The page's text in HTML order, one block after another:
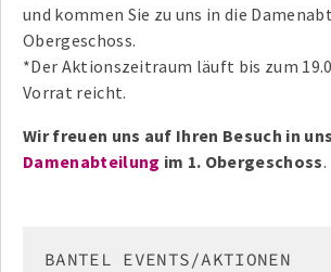
und kommen Sie zu uns in die
Obergeschoss.
*Der Aktionszeitraum läuft bis zum
Vorrat reicht.
Wir freuen uns auf Ihren Besuch in
Damenabteilung im 1. Obergeschoss.
BANTEL EVENTS/AKTIONEN